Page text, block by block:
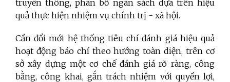
truyền thông, phân bổ ngân sách dựa trên hiệu
quả thực hiện nhiệm vụ chính trị - xã hội.
Cần đổi mới hệ thống tiêu chí đánh giá hiệu quả
hoạt động báo chí theo hướng toàn diện, trên cơ
sở xây dựng một cơ chế đánh giá rõ ràng, công
bằng, công khai, gắn trách nhiệm với quyền lợi,